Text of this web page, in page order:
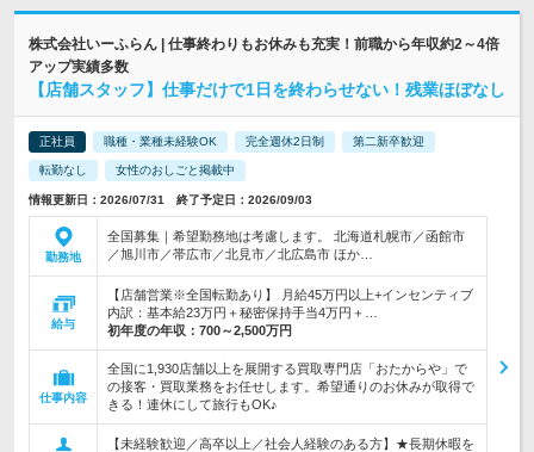
株式会社いーふらん | 仕事終わりもお休みも充実！前職から年収約2～4倍
アップ実績多数
【店舗スタッフ】仕事だけで1日を終わらせない！残業ほぼなし
正社員 職種・業種未経験OK 完全週休2日制 第二新卒歓迎
転勤なし 女性のおしごと掲載中
情報更新日：2026/07/31 終了予定日：2026/09/03
勤務地
全国募集｜希望勤務地は考慮します。 北海道札幌市／函館市
／旭川市／帯広市／北見市／北広島市 ほか…
給与
【店舗営業※全国転勤あり】 月給45万円以上+インセンティブ
内訳：基本給23万円＋秘密保持手当4万円＋…
初年度の年収： 700～2,500万円
仕事内容
全国に1,930店舗以上を展開する買取専門店「おたからや」で
の接客・買取業務をお任せします。希望通りのお休みが取得で
きる！連休にして旅行もOK♪
【未経験歓迎／高卒以上／社会人経験のある方】★長期休暇を